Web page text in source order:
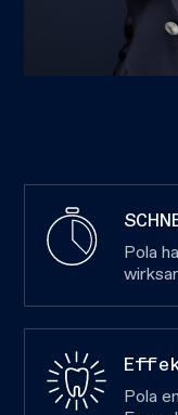
Pola
Pola